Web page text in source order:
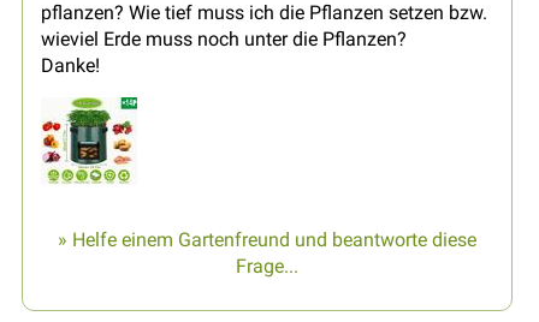
pflanzen? Wie tief muss ich die Pflanzen setzen bzw.
wieviel Erde muss noch unter die Pflanzen?
Danke!
» Helfe einem Gartenfreund und beantworte diese
Frage...